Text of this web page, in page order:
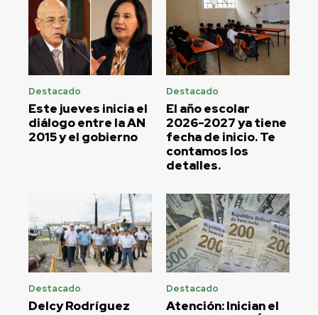
Destacado
Este jueves inicia el
diálogo entre la AN
2015 y el gobierno
Destacado
El año escolar
2026-2027 ya tiene
fecha de inicio. Te
contamos los
detalles.
Destacado
Delcy Rodríguez
Destacado
Atención: Inician el